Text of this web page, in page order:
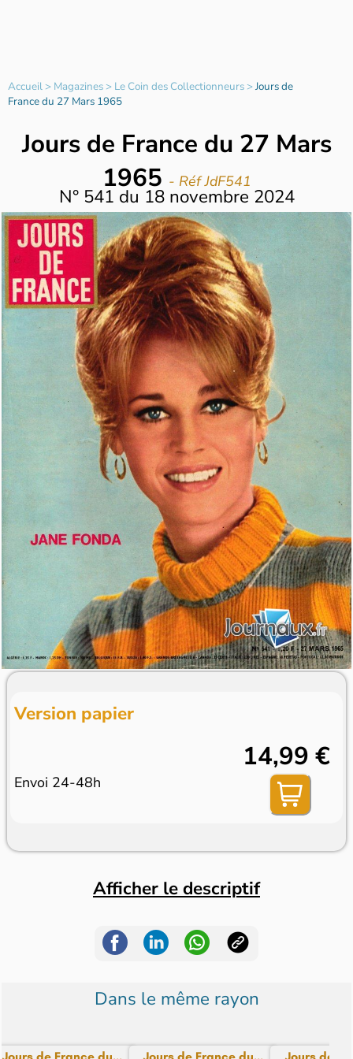
Accueil> Magazines> Le Coin des Collectionneurs>Jours de
France du 27 Mars 1965
Jours de France du 27 Mars
1965 - Réf JdF541
N° 541 du 18 novembre 2024
Version papier
Envoi 24-48h
14,99 €
Afficher le descriptif
Dans le même rayon